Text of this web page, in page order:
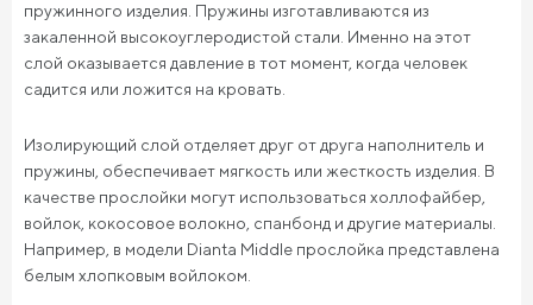
пружинного изделия. Пружины изготавливаются из
закаленной высокоуглеродистой стали. Именно на этот
слой оказывается давление в тот момент, когда человек
садится или ложится на кровать.
Изолирующий слой отделяет друг от друга наполнитель и
пружины, обеспечивает мягкость или жесткость изделия. В
качестве прослойки могут использоваться холлофайбер,
войлок, кокосовое волокно, спанбонд и другие материалы.
Например, в модели Dianta Middle прослойка представлена
белым хлопковым войлоком.